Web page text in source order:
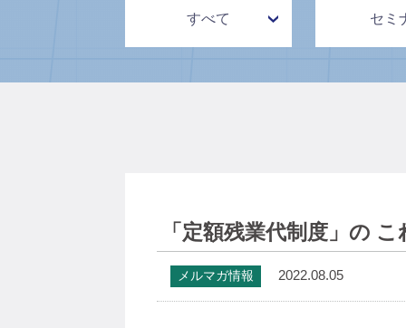
すべて セミ
「定額残業代制度」の
メルマガ情報 2022.08.05